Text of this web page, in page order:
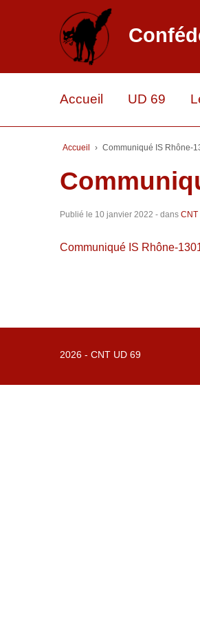
Accueil UD 69
Accueil › Communiqué IS Rhône-
Publié le 10 janvier 2022 - dans CNT
Communiqué IS Rhône-
2026 - CNT UD 69